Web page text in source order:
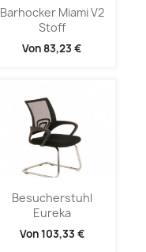
Barhocker Miami V2
Stoff
Von 83,23 €
Besucherstuhl
Eureka
Von103,33 €